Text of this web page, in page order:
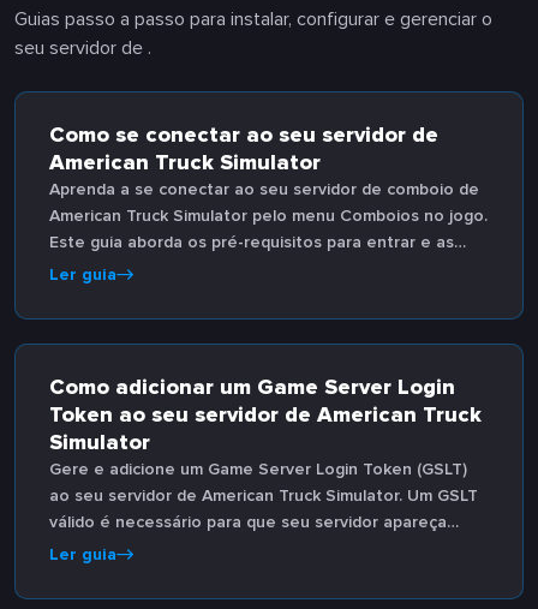
Guias passo a passo para instalar, configurar e gerenciar o
seu servidor de .
Como se conectar ao seu servidor de
American Truck Simulator
Aprenda a se conectar ao seu servidor de comboio de
American Truck Simulator pelo menu Comboios no jogo.
Este guia aborda os pré-requisitos para entrar e as
etapas para encontrar e se conectar à sua sessão.
Ler guia
Como adicionar um Game Server Login
Token ao seu servidor de American Truck
Simulator
Gere e adicione um Game Server Login Token (GSLT)
ao seu servidor de American Truck Simulator. Um GSLT
válido é necessário para que seu servidor apareça
publicamente no navegador de Comboios.
Ler guia